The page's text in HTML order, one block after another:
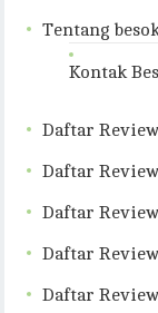
Tentang
Kontak
Daftar
Daftar
Daftar
Daftar
Daftar